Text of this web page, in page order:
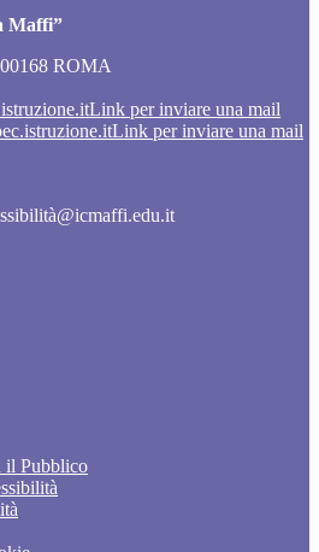
Maffi”
ROMA
Link per inviare una mail
Link per inviare una mail
il Pubblico